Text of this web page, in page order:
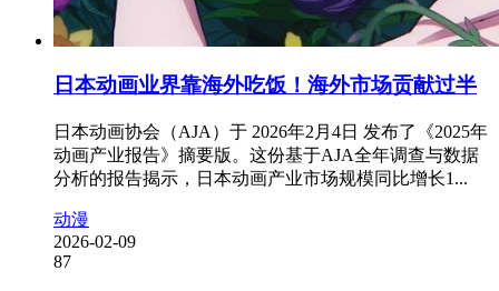
日本动画业界靠海外吃饭！海外市场贡献过半
日本动画协会（AJA）于 2026年2月4日 发布了《2025年
动画产业报告》摘要版。这份基于AJA全年调查与数据
分析的报告揭示，日本动画产业市场规模同比增长1...
动漫
2026-02-09
87